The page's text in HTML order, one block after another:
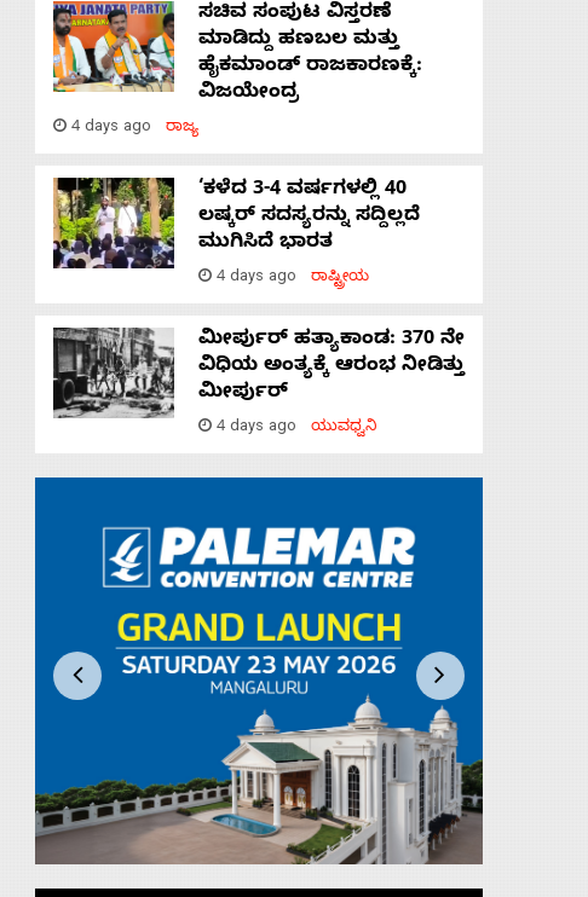
ಸಚಿವ ಸಂಪುಟ ವಿಸ್ತರಣೆ
ಮಾಡಿದ್ದು ಹಣಬಲ ಮತ್ತು
ಹೈಕಮಾಂಡ್ ರಾಜಕಾರಣಕ್ಕೆ:
ವಿಜಯೇಂದ್ರ
4 days ago ರಾಜ್ಯ
‘ಕಳೆದ 3-4 ವರ್ಷಗಳಲ್ಲಿ 40
ಲಷ್ಕರ್ ಸದಸ್ಯರನ್ನು ಸದ್ದಿಲ್ಲದೆ
ಮುಗಿಸಿದೆ ಭಾರತ
4 days ago ರಾಷ್ಟ್ರೀಯ
ಮೀರ್ಪುರ್ ಹತ್ಯಾಕಾಂಡ: 370 ನೇ
ವಿಧಿಯ ಅಂತ್ಯಕ್ಕೆ ಆರಂಭ ನೀಡಿತ್ತು
ಮೀರ್ಪುರ್
4 days ago ಯುವಧ್ವನಿ